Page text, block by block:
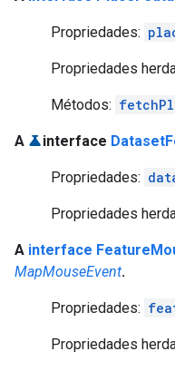
Propriedades:
Propriedades
Métodos:
A interface
Propriedades:
Propriedades
A interface
MapMouseEvent.
Propriedades:
Propriedades